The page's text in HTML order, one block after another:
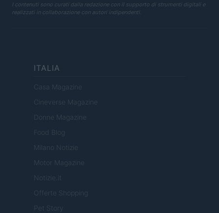
I contenuti sono curati dalla redazione con il supporto di strumenti digitali e
realizzati in collaborazione con autori indipendenti.
ITALIA
Casa Magazine
Cineverse Magazine
Donne Magazine
Food Blog
Milano Notizie
Motor Magazine
Notizie.it
Offerte Shopping
Pet Story